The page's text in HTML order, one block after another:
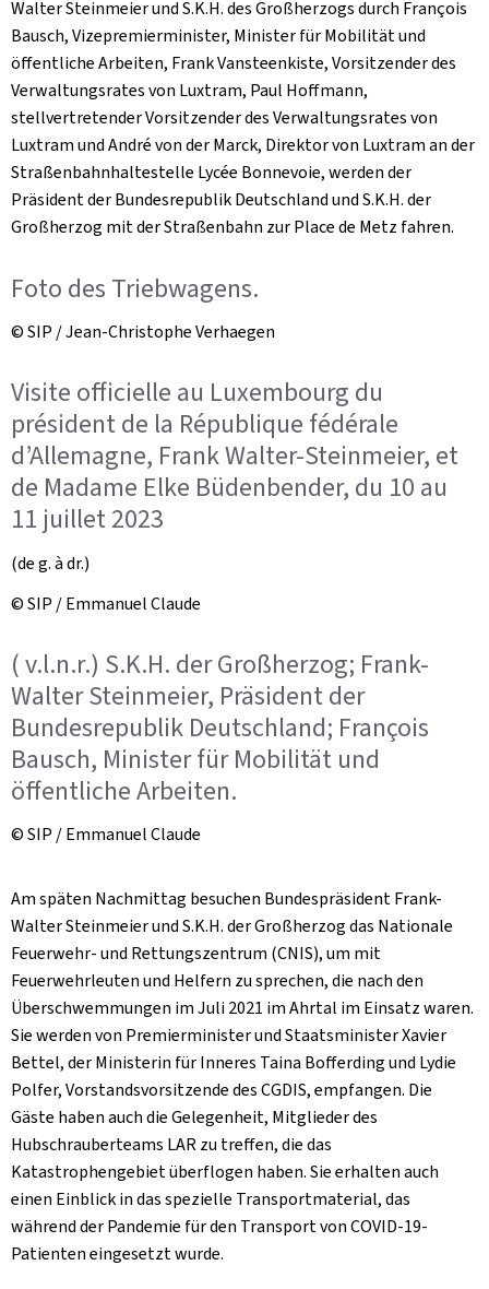
Walter Steinmeier und S.K.H. des Großherzogs durch François
Bausch, Vizepremierminister, Minister für Mobilität und
öffentliche Arbeiten, Frank Vansteenkiste, Vorsitzender des
Verwaltungsrates von Luxtram, Paul Hoffmann,
stellvertretender Vorsitzender des Verwaltungsrates von
Luxtram und André von der Marck, Direktor von Luxtram an der
Straßenbahnhaltestelle Lycée Bonnevoie, werden der
Präsident der Bundesrepublik Deutschland und S.K.H. der
Großherzog mit der Straßenbahn zur Place de Metz fahren.
Foto des Triebwagens.
© SIP / Jean-Christophe Verhaegen
Visite officielle au Luxembourg du
président de la République fédérale
d’Allemagne, Frank Walter-Steinmeier, et
de Madame Elke Büdenbender, du 10 au
11 juillet 2023
(de g. à dr.)
© SIP / Emmanuel Claude
( v.l.n.r.) S.K.H. der Großherzog; Frank-
Walter Steinmeier, Präsident der
Bundesrepublik Deutschland; François
Bausch, Minister für Mobilität und
öffentliche Arbeiten.
© SIP / Emmanuel Claude
Am späten Nachmittag besuchen Bundespräsident Frank-
Walter Steinmeier und S.K.H. der Großherzog das Nationale
Feuerwehr- und Rettungszentrum (CNIS), um mit
Feuerwehrleuten und Helfern zu sprechen, die nach den
Überschwemmungen im Juli 2021 im Ahrtal im Einsatz waren.
Sie werden von Premierminister und Staatsminister Xavier
Bettel, der Ministerin für Inneres Taina Bofferding und Lydie
Polfer, Vorstandsvorsitzende des CGDIS, empfangen. Die
Gäste haben auch die Gelegenheit, Mitglieder des
Hubschrauberteams LAR zu treffen, die das
Katastrophengebiet überflogen haben. Sie erhalten auch
einen Einblick in das spezielle Transportmaterial, das
während der Pandemie für den Transport von COVID-19-
Patienten eingesetzt wurde.